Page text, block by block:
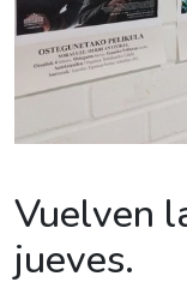
Vuelven
jueves.